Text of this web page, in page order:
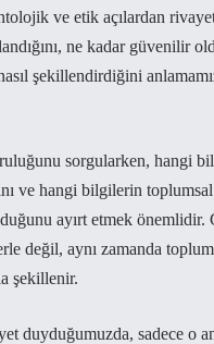
ve etik açılardan
ne kadar güvenilir
şekillendirdiğini
sorgularken, hangi
ve hangi bilgilerin
ayırt etmek önemlidir.
değil, aynı zamanda
şekillenir.
duyduğumuzda, sadece o